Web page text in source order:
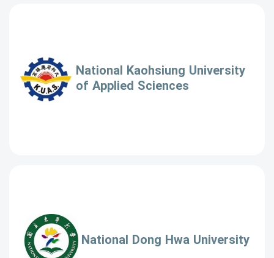
National Kaohsiung University
of Applied Sciences
National Dong Hwa University